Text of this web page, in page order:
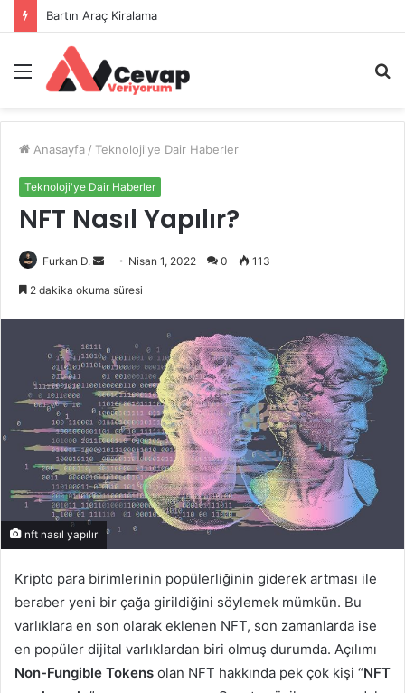
Bartın Araç Kiralama
Menü
...
Anasayfa / Teknoloji'ye Dair Haberler
Teknoloji'ye Dair Haberler
NFT Nasıl Yapılır?
Furkan D.
Bir
Nisan 1, 2022 0 113
2 dakika okuma süresi
nft nasıl yapılır
Kripto para birimlerinin popülerliğinin giderek artması ile
beraber yeni bir çağa girildiğini söylemek mümkün. Bu
varlıklara en son olarak eklenen NFT, son zamanlarda ise
en popüler dijital varlıklardan biri olmuş durumda. Açılımı
Non-Fungible Tokens olan NFT hakkında pek çok kişi “NFT